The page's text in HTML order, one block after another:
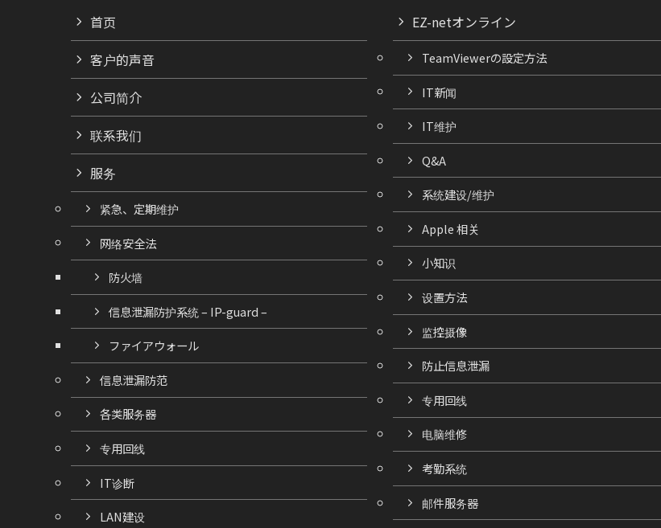
首页
客户的声音
公司简介
联系我们
服务
紧急、定期维护
网络安全法
防火墙
信息泄漏防护系统 – IP-guard –
ファイアウォール
信息泄漏防范
各类服务器
专用回线
IT诊断
LAN建设
EZ-netオンライン
TeamViewerの設定方法
IT新闻
IT维护
Q&A
系统建设/维护
Apple 相关
小知识
设置方法
监控摄像
防止信息泄漏
专用回线
电脑维修
考勤系统
邮件服务器